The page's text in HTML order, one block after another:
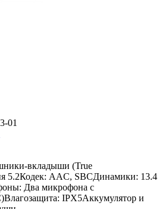
01
вкладыши (True
5.2Кодек: AAC, SBCДинамики: 13.4
Два микрофона с
IPX5Аккумулятор и